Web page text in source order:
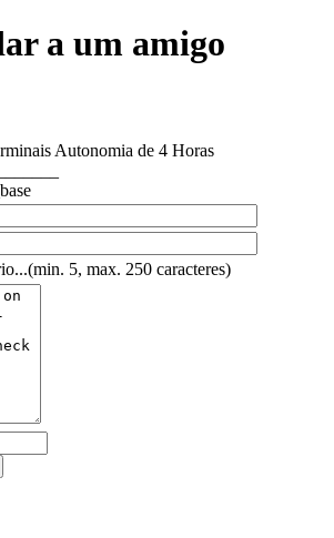
a um amigo
Autonomia de 4 Horas
5, max. 250 caracteres)